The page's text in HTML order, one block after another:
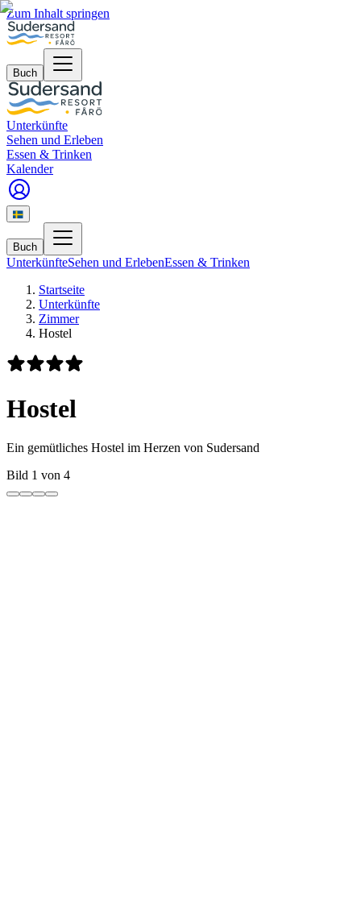
Zum Inhalt springen
Buch
Unterkünfte
Sehen und Erleben
Essen & Trinken
Kalender
Buch
UnterkünfteSehen und ErlebenEssen & Trinken
Startseite
Unterkünfte
Zimmer
Hostel
Hostel
Ein gemütliches Hostel im Herzen von Sudersand
Bild 1 von 4